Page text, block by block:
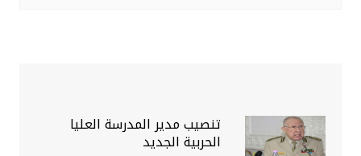
تنصيب مدير المدرسة العليا
الحربية الجديد